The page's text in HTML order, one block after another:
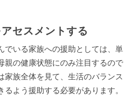
セスメントする
でいる家族への援助としては、単
親の健康状態にのみ注目するので
家族全体を見て、生活のバランス
るよう援助する必要があります。